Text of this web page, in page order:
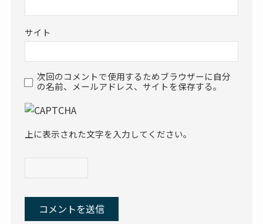
サイト
次回のコメントで使用するためブラウザーに自分
の名前、メールアドレス、サイトを保存する。
上に表示された文字を入力してください。